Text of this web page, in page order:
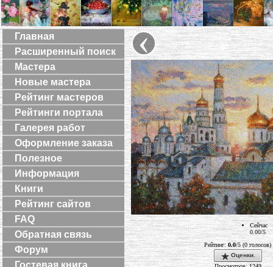
Главная
Расширенный поиск
Мастера
Новые мастера
Рейтинг мастеров
Рейтинги портала
Галерея работ
Оформление заказа
Полезное
Информация
Книги
Рейтинг сайтов
FAQ
Обратная связь
Форум
‹
Сейчас
0.00/5
Рейтинг:0.0/5 (0 голосов)
Оценки.